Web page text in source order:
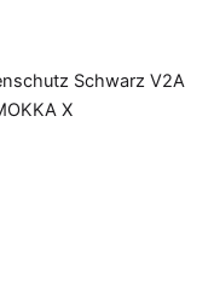
Schwarz V2A
X